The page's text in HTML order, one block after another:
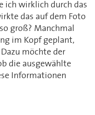
ich wirklich durch das
das auf dem Foto
groß? Manchmal
im Kopf geplant,
möchte der
die ausgewählte
Informationen